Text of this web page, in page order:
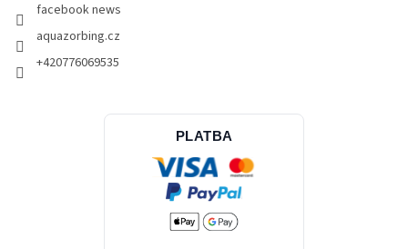
facebook news
aquazorbing.cz
+420776069535
PLATBA